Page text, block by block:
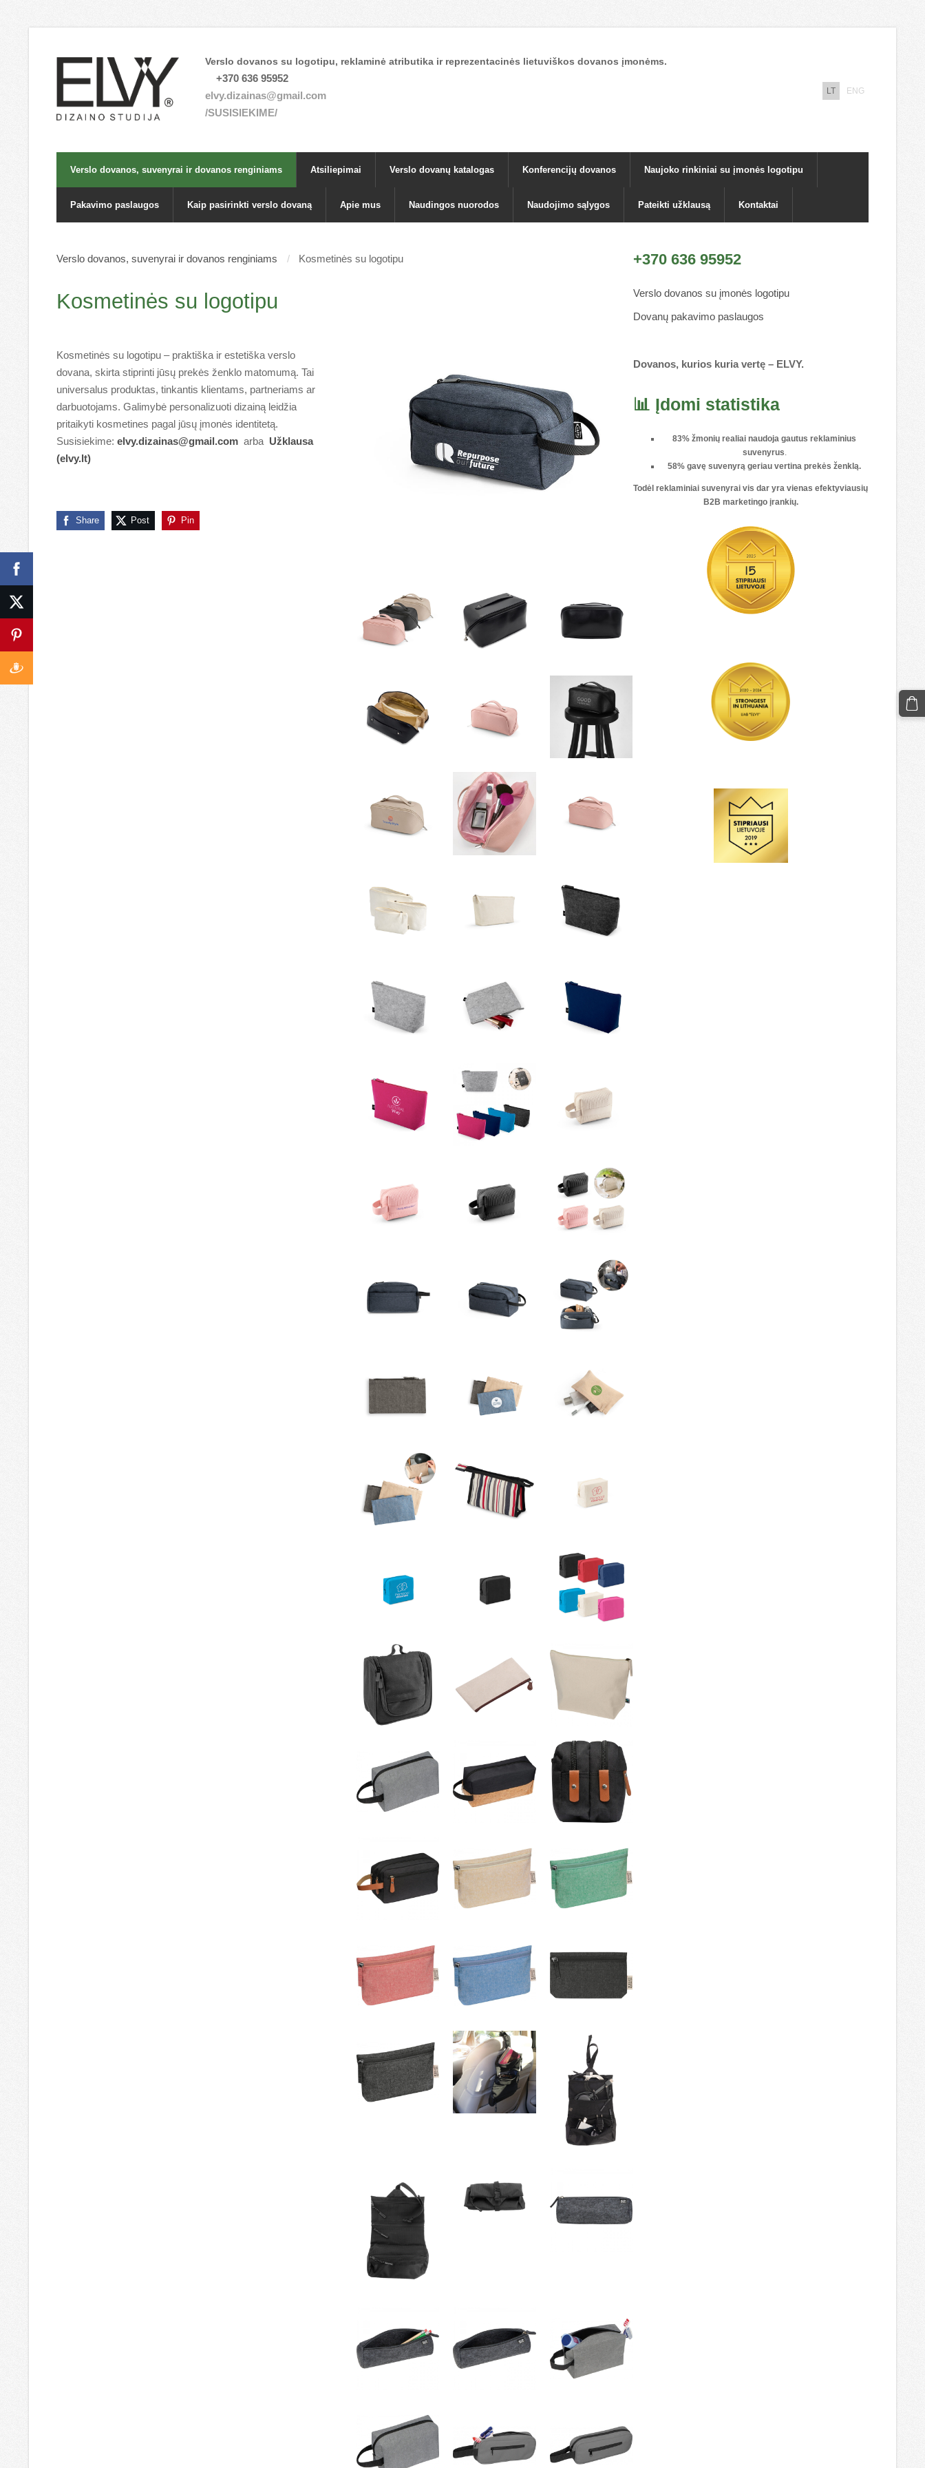
Verslo dovanos su logotipu, reklaminė atributika ir reprezentacinės lietuviškos dovanos įmonėms.
+370 636 95952
elvy.dizainas@gmail.com
/SUSISIEKIME/
LT ENG
Verslo dovanos, suvenyrai ir dovanos renginiams Atsiliepimai Verslo dovanų katalogas Konferencijų dovanos Naujoko rinkiniai su įmonės logotipu
Pakavimo paslaugos Kaip pasirinkti verslo dovaną Apie mus Naudingos nuorodos Naudojimo sąlygos Pateikti užklausą Kontaktai
+370 636 95952
Verslo dovanos su įmonės logotipu
Dovanų pakavimo paslaugos
Dovanos, kurios kuria vertę – ELVY.
📊 Įdomi statistika
83% žmonių realiai naudoja gautus reklaminius
suvenyrus.
58% gavę suvenyrą geriau vertina prekės ženklą.
Todėl reklaminiai suvenyrai vis dar yra vienasefektyviausių
B2B marketingo įrankių.
Verslo dovanos, suvenyrai ir dovanos renginiams Kosmetinės su logotipu
Kosmetinės su logotipu
Kosmetinės su logotipu – praktiška ir estetiška verslo
dovana, skirta stiprinti jūsų prekės ženklo matomumą. Tai
universalus produktas, tinkantis klientams, partneriams ar
darbuotojams. Galimybė personalizuoti dizainą leidžia
pritaikyti kosmetines pagal jūsų įmonės identitetą.
Susisiekime: elvy.dizainas@gmail.com arba Užklausa
(elvy.lt)
Share Post Pin